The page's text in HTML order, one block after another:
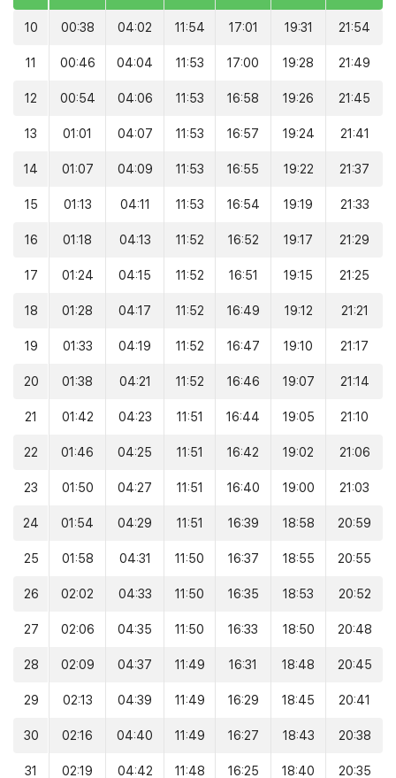
10 00:38 04:02 11:54 17:01 19:31 21:54
11 00:46 04:04 11:53 17:00 19:28 21:49
12 00:54 04:06 11:53 16:58 19:26 21:45
13 01:01 04:07 11:53 16:57 19:24 21:41
14 01:07 04:09 11:53 16:55 19:22 21:37
15 01:13 04:11 11:53 16:54 19:19 21:33
16 01:18 04:13 11:52 16:52 19:17 21:29
17 01:24 04:15 11:52 16:51 19:15 21:25
18 01:28 04:17 11:52 16:49 19:12 21:21
19 01:33 04:19 11:52 16:47 19:10 21:17
20 01:38 04:21 11:52 16:46 19:07 21:14
21 01:42 04:23 11:51 16:44 19:05 21:10
22 01:46 04:25 11:51 16:42 19:02 21:06
23 01:50 04:27 11:51 16:40 19:00 21:03
24 01:54 04:29 11:51 16:39 18:58 20:59
25 01:58 04:31 11:50 16:37 18:55 20:55
26 02:02 04:33 11:50 16:35 18:53 20:52
27 02:06 04:35 11:50 16:33 18:50 20:48
28 02:09 04:37 11:49 16:31 18:48 20:45
29 02:13 04:39 11:49 16:29 18:45 20:41
30 02:16 04:40 11:49 16:27 18:43 20:38
31 02:19 04:42 11:48 16:25 18:40 20:35